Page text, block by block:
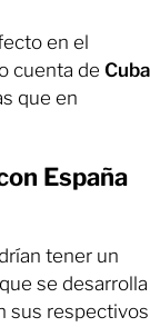
en el
cuenta de Cuba
que en
España
tener un
que se desarrolla
sus respectivos